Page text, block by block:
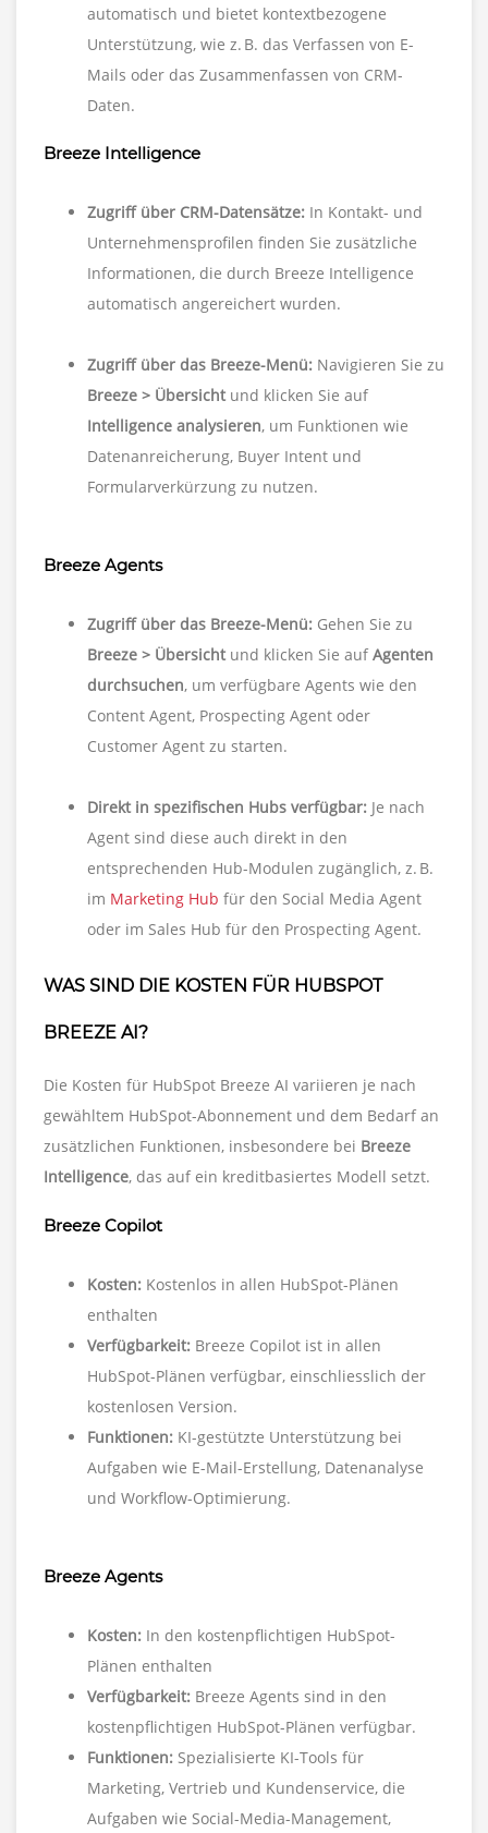
automatisch und bietet kontextbezogene
Unterstützung, wie z. B. das Verfassen von E-
Mails oder das Zusammenfassen von CRM-
Daten.
Breeze Intelligence
Zugriff über CRM-Datensätze: In Kontakt- und
Unternehmensprofilen finden Sie zusätzliche
Informationen, die durch Breeze Intelligence
automatisch angereichert wurden.
Zugriff über das Breeze-Menü: Navigieren Sie zu
Breeze > Übersicht und klicken Sie auf
Intelligence analysieren, um Funktionen wie
Datenanreicherung, Buyer Intent und
Formularverkürzung zu nutzen.
Breeze Agents
Zugriff über das Breeze-Menü: Gehen Sie zu
Breeze > Übersicht und klicken Sie aufAgenten
durchsuchen, um verfügbare Agents wie den
Content Agent, Prospecting Agent oder
Customer Agent zu starten.
Direkt in spezifischen Hubs verfügbar: Je nach
Agent sind diese auch direkt in den
entsprechenden Hub-Modulen zugänglich, z. B.
im Marketing Hub für den Social Media Agent
oder im Sales Hub für den Prospecting Agent.
WAS SIND DIE KOSTEN FÜR HUBSPOT
BREEZE AI?
Die Kosten für HubSpot Breeze AI variieren je nach
gewähltem HubSpot-Abonnement und dem Bedarf an
zusätzlichen Funktionen, insbesondere bei Breeze
Intelligence, das auf ein kreditbasiertes Modell setzt.
Breeze Copilot
Kosten: Kostenlos in allen HubSpot-Plänen
enthalten
Verfügbarkeit: Breeze Copilot ist in allen
HubSpot-Plänen verfügbar, einschliesslich der
kostenlosen Version.
Funktionen: KI-gestützte Unterstützung bei
Aufgaben wie E-Mail-Erstellung, Datenanalyse
und Workflow-Optimierung.
Breeze Agents
Kosten: In den kostenpflichtigen HubSpot-
Plänen enthalten
Verfügbarkeit: Breeze Agents sind in den
kostenpflichtigen HubSpot-Plänen verfügbar.
Funktionen: Spezialisierte KI-Tools für
Marketing, Vertrieb und Kundenservice, die
Aufgaben wie Social-Media-Management,